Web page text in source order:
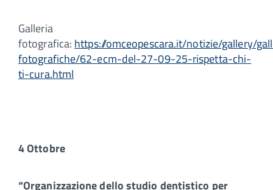
Galleria
fotografica: https://omceopescara.it/notizie/gallery/
fotografiche/62-ecm-del-27-09-25-rispetta-chi-
ti-cura.html
4 Ottobre
“Organizzazione dello studio dentistico per